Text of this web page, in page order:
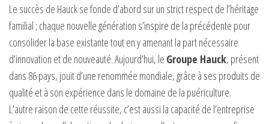
Le succès de Hauck se fonde d’abord sur un strict respect de l’héritage
familial ; chaque nouvelle génération s’inspire de la précédente pour
consolider la base existante tout en y amenant la part nécessaire
d’innovation et de nouveauté. Aujourd’hui, le Groupe Hauck, présent
dans 86 pays, jouit d’une renommée mondiale, grâce à ses produits de
qualité et à son expérience dans le domaine de la puériculture.
L’autre raison de cette réussite, c’est aussi la capacité de l’entreprise